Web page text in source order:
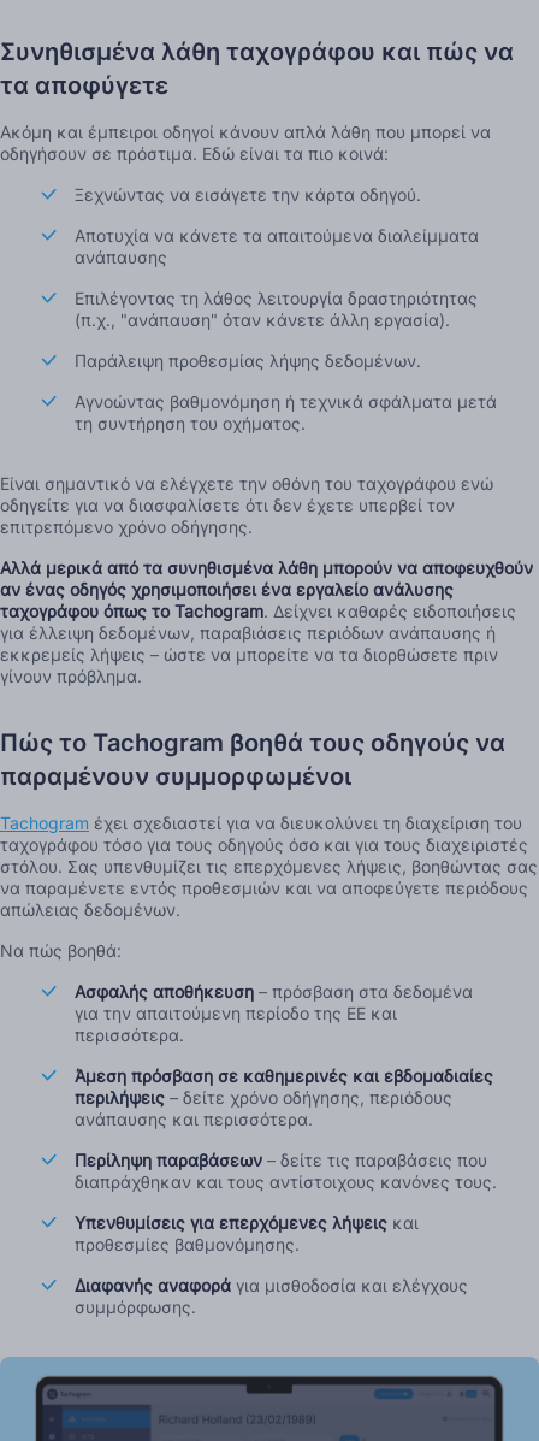
Συνηθισμένα λάθη ταχογράφου και πώς να
τα αποφύγετε
Ακόμη και έμπειροι οδηγοί κάνουν απλά λάθη που μπορεί να
οδηγήσουν σε πρόστιμα. Εδώ είναι τα πιο κοινά:
Ξεχνώντας να εισάγετε την κάρτα οδηγού.
Αποτυχία να κάνετε τα απαιτούμενα διαλείμματα
ανάπαυσης
Επιλέγοντας τη λάθος λειτουργία δραστηριότητας
(π.χ., "ανάπαυση" όταν κάνετε άλλη εργασία).
Παράλειψη προθεσμίας λήψης δεδομένων.
Αγνοώντας βαθμονόμηση ή τεχνικά σφάλματα μετά
τη συντήρηση του οχήματος.
Είναι σημαντικό να ελέγχετε την οθόνη του ταχογράφου ενώ
οδηγείτε για να διασφαλίσετε ότι δεν έχετε υπερβεί τον
επιτρεπόμενο χρόνο οδήγησης.
Αλλά μερικά από τα συνηθισμένα λάθη μπορούν να αποφευχθούν
αν ένας οδηγός χρησιμοποιήσει ένα εργαλείο ανάλυσης
ταχογράφου όπως το Tachogram. Δείχνει καθαρές ειδοποιήσεις
για έλλειψη δεδομένων, παραβιάσεις περιόδων ανάπαυσης ή
εκκρεμείς λήψεις – ώστε να μπορείτε να τα διορθώσετε πριν
γίνουν πρόβλημα.
Πώς το Tachogram βοηθά τους οδηγούς να
παραμένουν συμμορφωμένοι
Tachogram έχει σχεδιαστεί για να διευκολύνει τη διαχείριση του
ταχογράφου τόσο για τους οδηγούς όσο και για τους διαχειριστές
στόλου. Σας υπενθυμίζει τις επερχόμενες λήψεις, βοηθώντας σας
να παραμένετε εντός προθεσμιών και να αποφεύγετε περιόδους
απώλειας δεδομένων.
Να πώς βοηθά:
Ασφαλής αποθήκευση – πρόσβαση στα δεδομένα
για την απαιτούμενη περίοδο της ΕΕ και
περισσότερα.
Άμεση πρόσβαση σε καθημερινές και εβδομαδιαίες
περιλήψεις – δείτε χρόνο οδήγησης, περιόδους
ανάπαυσης και περισσότερα.
Περίληψη παραβάσεων – δείτε τις παραβάσεις που
διαπράχθηκαν και τους αντίστοιχους κανόνες τους.
Υπενθυμίσεις για επερχόμενες λήψεις και
προθεσμίες βαθμονόμησης.
Διαφανής αναφορά για μισθοδοσία και ελέγχους
συμμόρφωσης.